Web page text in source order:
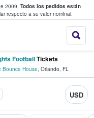
2009. Todos los pedidos están
respecto a su valor nominal.
StubHub:
fans
FootballTickets
Bounce House, Orlando, FL
USD